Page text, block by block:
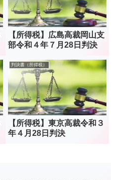
【所得税】広島高裁岡山支
部令和４年７月28日判決
判決書（所得税）
【所得税】東京高裁令和３
年４月28日判決